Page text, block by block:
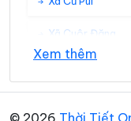
Xã Cuôr Đăng
Xem thêm